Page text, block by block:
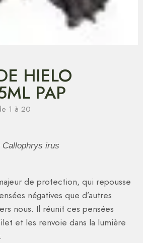
HIELO
PAP
1 à 20
Callophrys irus
de protection, qui repousse
négatives que d’autres
nous. Il réunit ces pensées
et les renvoie dans la lumière